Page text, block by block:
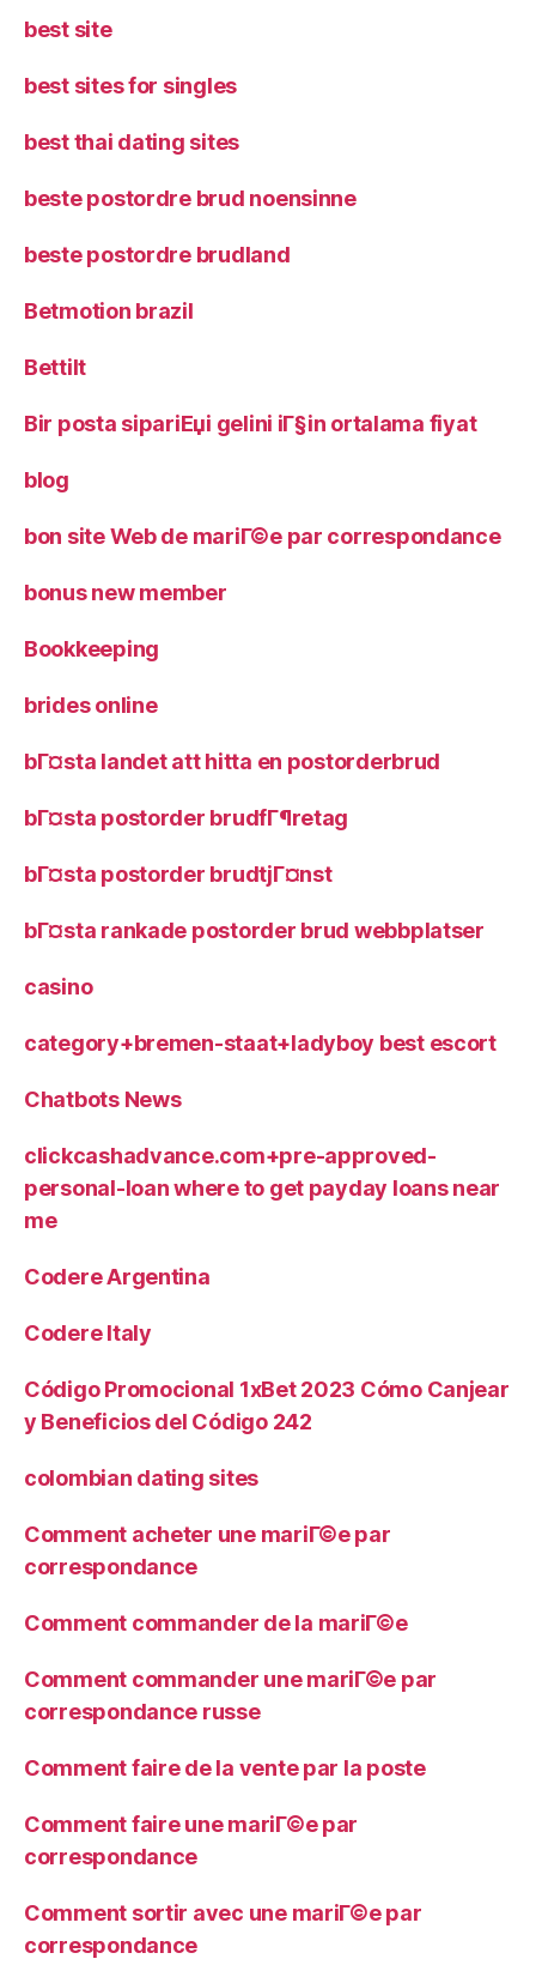
best site
best sites for singles
best thai dating sites
beste postordre brud noensinne
beste postordre brudland
Betmotion brazil
Bettilt
Bir posta sipariЕџi gelini iГ§in ortalama fiyat
blog
bon site Web de mariГ©e par correspondance
bonus new member
Bookkeeping
brides online
bГ¤sta landet att hitta en postorderbrud
bГ¤sta postorder brudfГ¶retag
bГ¤sta postorder brudtjГ¤nst
bГ¤sta rankade postorder brud webbplatser
casino
category+bremen-staat+ladyboy best escort
Chatbots News
clickcashadvance.com+pre-approved-
personal-loan where to get payday loans near
me
Codere Argentina
Codere Italy
Código Promocional 1xBet 2023 Cómo Canjear
y Beneficios del Código 242
colombian dating sites
Comment acheter une mariГ©e par
correspondance
Comment commander de la mariГ©e
Comment commander une mariГ©e par
correspondance russe
Comment faire de la vente par la poste
Comment faire une mariГ©e par
correspondance
Comment sortir avec une mariГ©e par
correspondance